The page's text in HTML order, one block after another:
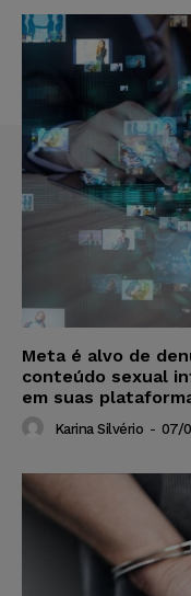
Meta é alvo de
conteúdo sexual
em suas
Karina Silvério - 07/